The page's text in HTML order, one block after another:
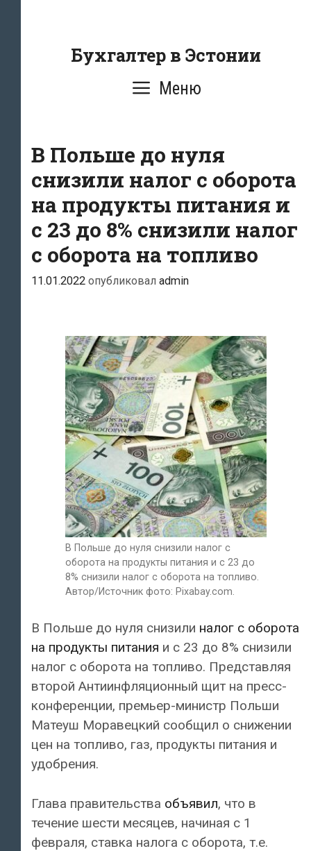
содержаниюБухгалтер в Эстонии
Меню
В Польше до нуля
снизили налог с оборота
на продукты питания и
с 23 до 8% снизили налог
с оборота на топливо
11.01.2022 опубликовал admin
В Польше до нуля снизили налог с
оборота на продукты питания и с 23 до
8% снизили налог с оборота на топливо.
Автор/Источник фото: Pixabay.com.
В Польше до нуля снизили налог с оборота
на продукты питания и с 23 до 8% снизили
налог с оборота на топливо. Представляя
второй Антиинфляционный щит на пресс-
конференции, премьер-министр Польши
Матеуш Моравецкий сообщил о снижении
цен на топливо, газ, продукты питания и
удобрения.
Глава правительства объявил, что в
течение шести месяцев, начиная с 1
февраля, ставка налога с оборота, т.е.